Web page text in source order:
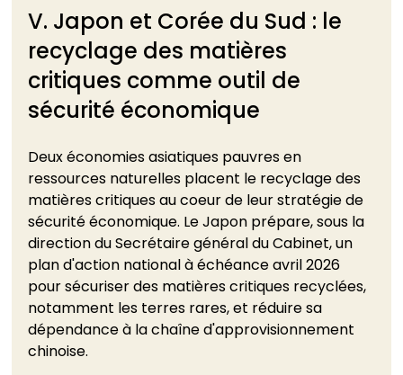
V. Japon et Corée du Sud : le
recyclage des matières
critiques comme outil de
sécurité économique
Deux économies asiatiques pauvres en
ressources naturelles placent le recyclage des
matières critiques au coeur de leur stratégie de
sécurité économique. Le Japon prépare, sous la
direction du Secrétaire général du Cabinet, un
plan d'action national à échéance avril 2026
pour sécuriser des matières critiques recyclées,
notamment les terres rares, et réduire sa
dépendance à la chaîne d'approvisionnement
chinoise.